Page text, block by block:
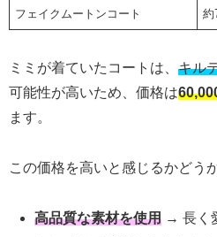
フェイクムートンコート 約
ミミが着ていたコートは、 キル
可能性が高いため、価格は
ます。
この価格を高いと感じるかどう
高品質な素材を使用 → 長く